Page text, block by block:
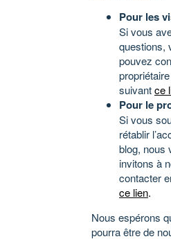
Pour les
Si vous
questions,
pouvez
suivantce
Pour le
Si vous
rétablir
blog, nous
invitons à
contacter
ce lien.
Nous espérons
pourra être de